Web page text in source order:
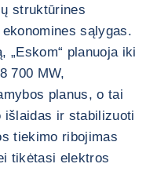
struktūrines
sąlygas.
„Eskom“ planuoja iki
700 MW,
planus, o tai
išlaidas ir stabilizuoti
tiekimo ribojimas
tikėtasi elektros